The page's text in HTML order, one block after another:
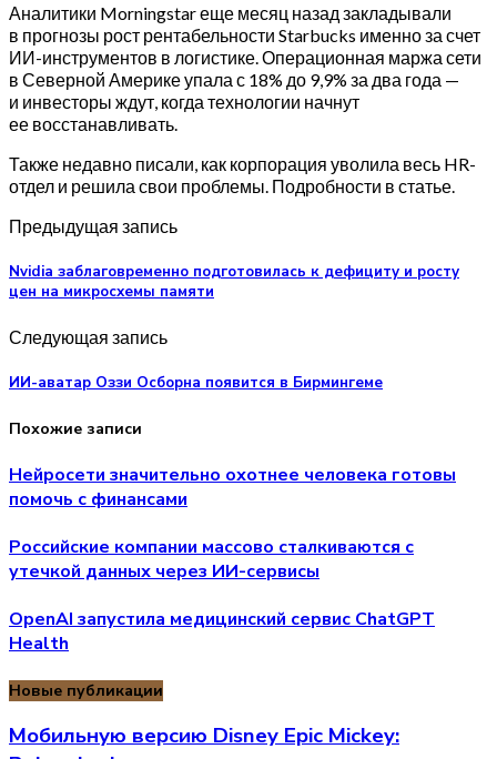
Аналитики Morningstar еще месяц назад закладывали
в прогнозы рост рентабельности Starbucks именно за счет
ИИ-инструментов в логистике. Операционная маржа сети
в Северной Америке упала с 18% до 9,9% за два года —
и инвесторы ждут, когда технологии начнут
ее восстанавливать.
Также недавно писали, как корпорация уволила весь HR-
отдел и решила свои проблемы. Подробности в статье.
Предыдущая запись
Nvidia заблаговременно подготовилась к дефициту и росту
цен на микросхемы памяти
Следующая запись
ИИ-аватар Оззи Осборна появится в Бирмингеме
Похожие записи
Нейросети значительно охотнее человека готовы
помочь с финансами
Российские компании массово сталкиваются с
утечкой данных через ИИ-сервисы
OpenAI запустила медицинский сервис ChatGPT
Health
Новые публикации
Мобильную версию Disney Epic Mickey: